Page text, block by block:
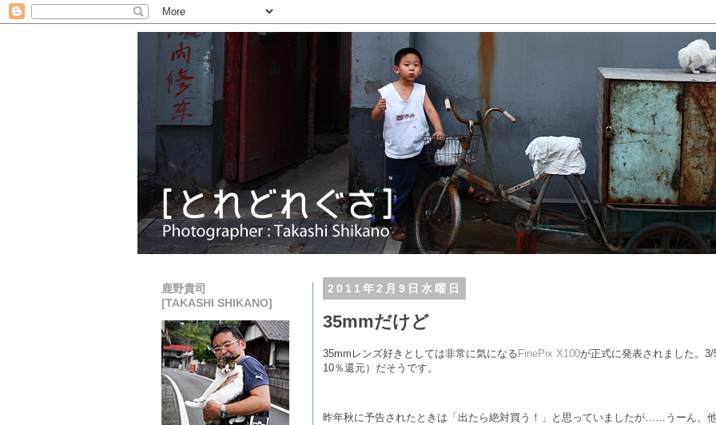
2011年2月9日水曜日
35mmだけど
35mmレンズ好きとしては非常に気になるFinePix X100が正式に発表されました。
10％還元）だそうです。
昨年秋に予告されたときは「出たら絶対買う！」と思っていましたが……うーん、
鹿野貴司
[TAKASHI SHIKANO]